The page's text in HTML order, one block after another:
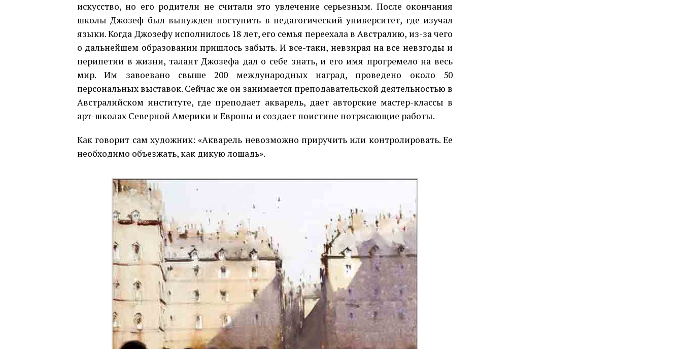
искусство, но его родители не считали это увлечение серьезным. После окончания
школы Джозеф был вынужден поступить в педагогический университет, где изучал
языки. Когда Джозефу исполнилось 18 лет, его семья переехала в Австралию, из-за чего
о дальнейшем образовании пришлось забыть. И все-таки, невзирая на все невзгоды и
перипетии в жизни, талант Джозефа дал о себе знать, и его имя прогремело на весь
мир. Им завоевано свыше 200 международных наград, проведено около 50
персональных выставок. Сейчас же он занимается преподавательской деятельностью в
Австралийском институте, где преподает акварель, дает авторские мастер-классы в
арт-школах Северной Америки и Европы и создает поистине потрясающие работы.
Как говорит сам художник: «Акварель невозможно приручить или контролировать. Ее
необходимо объезжать, как дикую лошадь».